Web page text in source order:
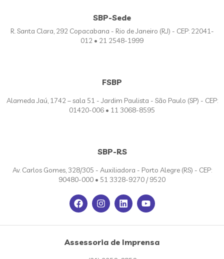
SBP-Sede
R. Santa Clara, 292 Copacabana - Rio de Janeiro (RJ) - CEP: 22041-
012 • 21 2548-1999
FSBP
Alameda Jaú, 1742 – sala 51 - Jardim Paulista - São Paulo (SP) - CEP:
01420-006 • 11 3068-8595
SBP-RS
Av. Carlos Gomes, 328/305 - Auxiliadora - Porto Alegre (RS) - CEP:
90480-000 • 51 3328-9270 / 9520
Assessoria de Imprensa